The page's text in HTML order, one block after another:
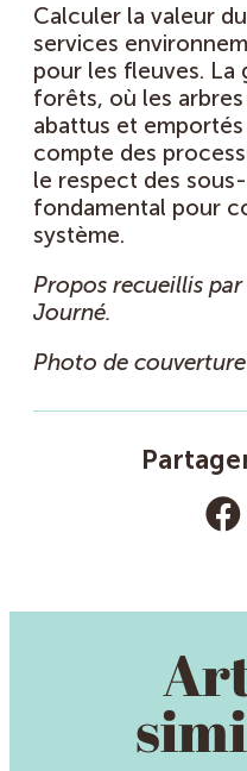
Calculer la valeur
services
pour les fleuves. La
forêts, où les
abattus et
compte des
le respect des
fondamental pour
système.
Propos recueillis
Journé.
Photo de